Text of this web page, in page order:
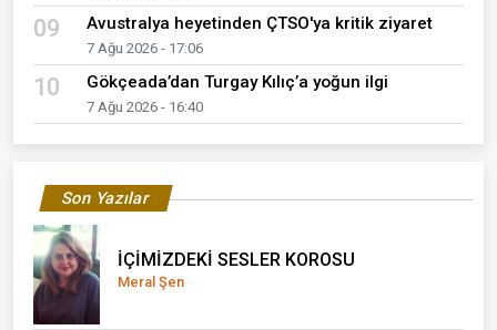
09 Avustralya heyetinden ÇTSO'ya kritik ziyaret
7 Ağu 2026 - 17:06
10 Gökçeada’dan Turgay Kılıç’a yoğun ilgi
7 Ağu 2026 - 16:40
Son Yazılar
İÇİMİZDEKİ SESLER KOROSU
Meral Şen